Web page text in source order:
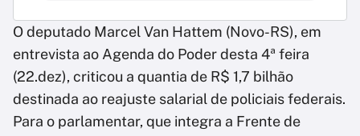
O deputado Marcel Van Hattem (Novo-RS), em
entrevista ao Agenda do Poder desta 4ª feira
(22.dez), criticou a quantia de R$ 1,7 bilhão
destinada ao reajuste salarial de policiais federais.
Para o parlamentar, que integra a Frente de